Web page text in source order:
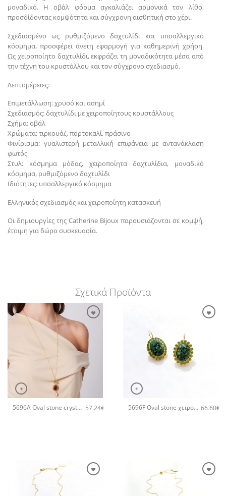
μοναδικό. Η οβάλ φόρμα αγκαλιάζει αρμονικά τον λίθο,
προσδίδοντας κομψότητα και σύγχρονη αισθητική στο χέρι.
Σχεδιασμένο ως ρυθμιζόμενο δαχτυλίδι και υποαλλεργικό
κόσμημα, προσφέρει άνετη εφαρμογή για καθημερινή χρήση.
Ως χειροποίητο δαχτυλίδι, εκφράζει τη μοναδικότητα μέσα από
την τέχνη του κρυστάλλου και τον σύγχρονο σχεδιασμό.
Λεπτομέρειες:
Επιμετάλλωση: χρυσό και ασημί
Σχεδιασμός: δαχτυλίδι με χειροποίητους κρυστάλλους
Σχήμα: οβάλ
Χρώματα: τιρκουάζ, πορτοκαλί, πράσινο
Φινίρισμα: γυαλιστερή μεταλλική επιφάνεια με αντανάκλαση
φωτός
Στυλ: κόσμημα μόδας, χειροποίητα δαχτυλίδια, μοναδικό
κόσμημα, ρυθμιζόμενο δαχτυλίδι
Ιδιότητες: υποαλλεργικό κόσμημα
Ελληνικός σχεδιασμός και χειροποίητη κατασκευή
Οι δημιουργίες της Catherine Bijoux παρουσιάζονται σε κομψή,
έτοιμη για δώρο συσκευασία.
Σχετικά Προϊόντα
+
5696A Oval stone crystal pendant χειροποίητο κολιέ Catherine bijoux Πορτοκαλί 57.24€
+
5696F Oval stone χειροποίητα σκουλαρίκια Catherine bijoux Πράσινο 66.60€